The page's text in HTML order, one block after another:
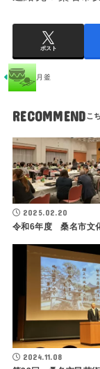
ポスト
月釜
RECOMMEND
2025.02.20
令和6年度 桑名市文
2024.11.08